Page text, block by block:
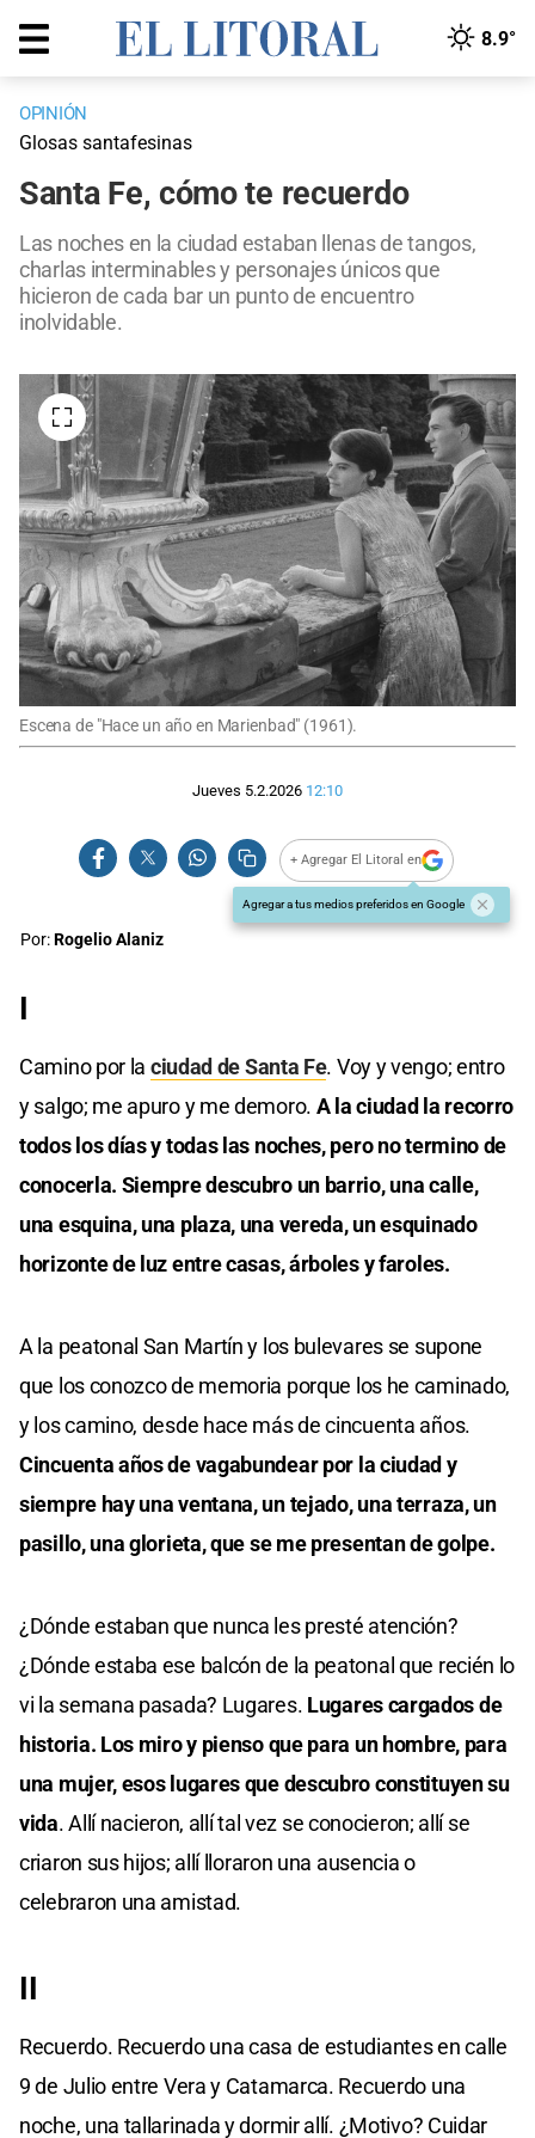
8.9°
OPINIÓN
Glosas santafesinas
Santa Fe, cómo te recuerdo
Las noches en la ciudad estaban llenas de tangos,
charlas interminables y personajes únicos que
hicieron de cada bar un punto de encuentro
inolvidable.
Escena de "Hace un año en Marienbad" (1961).
Jueves 5.2.2026 12:10
+ Agregar El Litoral en
Agregar a tus medios preferidos en Google
Por:Rogelio Alaniz
I
Camino por la ciudad de Santa Fe. Voy y vengo; entro
y salgo; me apuro y me demoro. A la ciudad la recorro
todos los días y todas las noches, pero no termino de
conocerla. Siempre descubro un barrio, una calle,
una esquina, una plaza, una vereda, un esquinado
horizonte de luz entre casas, árboles y faroles.
A la peatonal San Martín y los bulevares se supone
que los conozco de memoria porque los he caminado,
y los camino, desde hace más de cincuenta años.
Cincuenta años de vagabundear por la ciudad y
siempre hay una ventana, un tejado, una terraza, un
pasillo, una glorieta, que se me presentan de golpe.
¿Dónde estaban que nunca les presté atención?
¿Dónde estaba ese balcón de la peatonal que recién lo
vi la semana pasada? Lugares. Lugares cargados de
historia. Los miro y pienso que para un hombre, para
una mujer, esos lugares que descubro constituyen su
vida. Allí nacieron, allí tal vez se conocieron; allí se
criaron sus hijos; allí lloraron una ausencia o
celebraron una amistad.
II
Recuerdo. Recuerdo una casa de estudiantes en calle
9 de Julio entre Vera y Catamarca. Recuerdo una
noche, una tallarinada y dormir allí. ¿Motivo? Cuidar